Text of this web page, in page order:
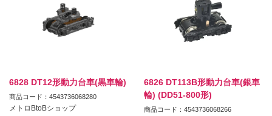
6828 DT12形動力台車(黒車輪)
商品コード：4543736068280
メトロBtoBショップ
6826 DT113B形動力台車(銀車
輪) (DD51-800形)
商品コード：4543736068266